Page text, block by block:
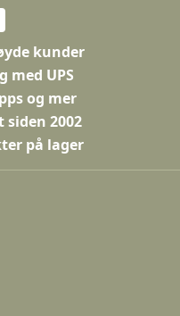
kunder
med UPS
og mer
siden 2002
på lager